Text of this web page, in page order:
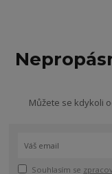
Můžete se kdykoli
Souhlasím se